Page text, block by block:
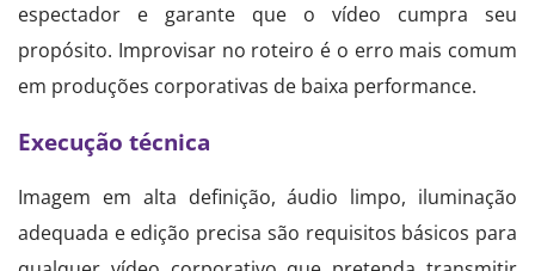
espectador e garante que o vídeo cumpra seu
propósito. Improvisar no roteiro é o erro mais comum
em produções corporativas de baixa performance.
Execução técnica
Imagem em alta definição, áudio limpo, iluminação
adequada e edição precisa são requisitos básicos para